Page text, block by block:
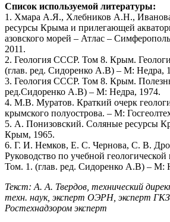
Список используемой литературы:
1. Хмара А.Я., Хлебников А.Н.,
ресурсы Крыма и прилегающей
азовского морей – Атлас –
2011.
2. Геология СССР. Том 8. Крым.
(глав. ред. Сидоренко А.В) – М: Недра,
3. Геология СССР. Том 8. Крым.
ред.Сидоренко А.В) – М: Недра, 1974.
4. М.В. Муратов. Краткий очерк
крымского полуострова. – М:
5. А. Понизовский. Соляные ресурсы
Крым, 1965.
6. Г. И. Немков, Е. С. Чернова, С. В.
Руководство по учебной
Том. 1. (глав. ред. Сидоренко А.В) – М:
Текст: А. А. Твердов, технический
техн. наук, эксперт ОЭРН, эксперт
Ростехнадзором эксперт